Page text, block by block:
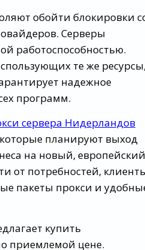
обойти блокировки
Серверы
работоспособностью.
те же
надежное
программ.
сервера Нидерландов
планируют выход
на новый, европейский
от потребностей,
пакеты прокси и
купить
приемлемой цене.